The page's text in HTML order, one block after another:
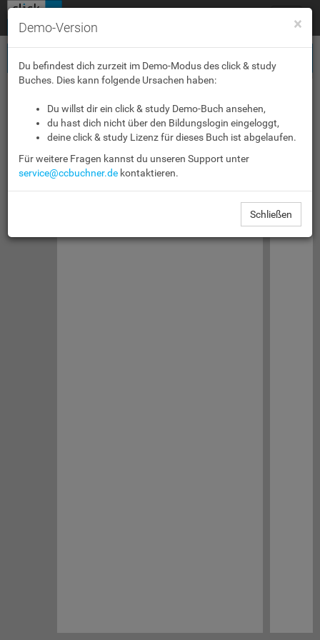
Toggle
×
Demo-Version
Du befindest dich zurzeit im Demo-Modus des click & study
Buches. Dies kann folgende Ursachen haben:
Du willst dir ein click & study Demo-Buch ansehen,
du hast dich nicht über den Bildungslogin eingeloggt,
deine click & study Lizenz für dieses Buch ist abgelaufen.
Für weitere Fragen kannst du unseren Support unter
service@ccbuchner.de kontaktieren.
Schließen